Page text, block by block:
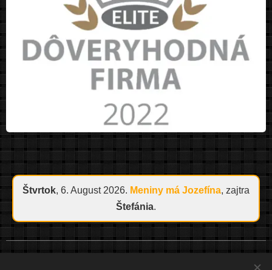
Štvrtok, 6. August 2026. Meniny má Jozefína, zajtra
Štefánia.